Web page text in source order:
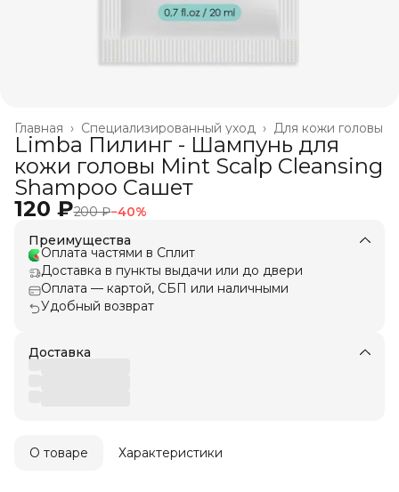
Для кожи головы
Специализированный уход ›
Главная ›
Limba Пилинг - Шампунь для
кожи головы Mint Scalp Cleansing
Shampoo Сашет
120 ₽200 ₽−40%
Преимущества
Оплата частями в Сплит
Доставка в пункты выдачи или до двери
Оплата — картой, СБП или наличными
Удобный возврат
Доставка
О товаре Характеристики